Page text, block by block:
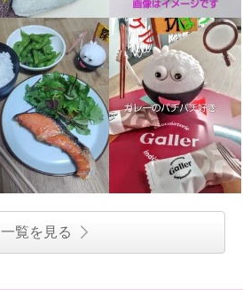
一覧を見る